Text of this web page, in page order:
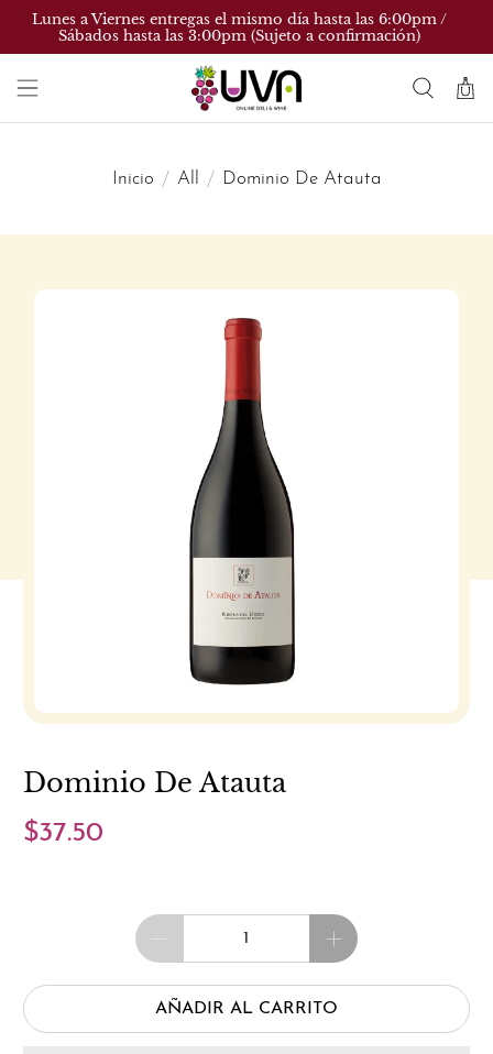
Lunes a Viernes entregas el mismo día hasta las 6:00pm /
Sábados hasta las 3:00pm (Sujeto a confirmación)
Inicio All Dominio De Atauta
Dominio De Atauta
$37.50
Cantidad
AÑADIR AL CARRITO